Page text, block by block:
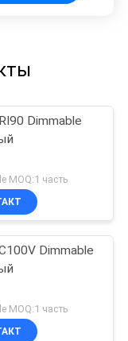
Dimmable
MOQ:1 часть
Dimmable
MOQ:1 часть